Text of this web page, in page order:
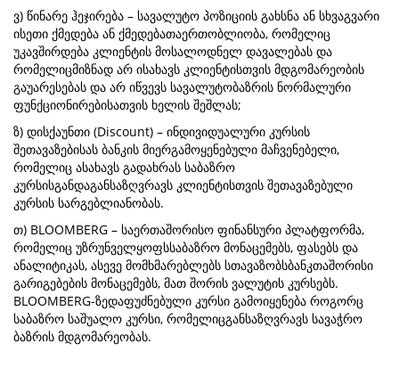
ვ) წინარე ჰეჯირება – სავალუტო პოზიციის გახსნა ან სხვაგვარი
ისეთი ქმედება ან ქმედებათაერთობლიობა, რომელიც
უკავშირდება კლიენტის მოსალოდნელ დავალებას და
რომელიცმიზნად არ ისახავს კლიენტისთვის მდგომარეობის
გაუარესებას და არ იწვევს სავალუტობაზრის ნორმალური
ფუნქციონირებისათვის ხელის შეშლას;
ზ) დისქაუნთი (Discount) – ინდივიდუალური კურსის
შეთავაზებისას ბანკის მიერგამოყენებული მაჩვენებელი,
რომელიც ასახავს გადახრას საბაზრო
კურსისგანდაგანსაზღვრავს კლიენტისთვის შეთავაზებული
კურსის სარგებლიანობას.
თ) BLOOMBERG – საერთაშორისო ფინანსური პლატფორმა,
რომელიც უზრუნველყოფსსაბაზრო მონაცემებს, ფასებს და
ანალიტიკას, ასევე მომხმარებლებს სთავაზობსბანკთაშორისი
გარიგებების მონაცემებს, მათ შორის ვალუტის კურსებს.
BLOOMBERG-ზედაფუძნებული კურსი გამოიყენება როგორც
საბაზრო საშუალო კურსი, რომელიცგანსაზღვრავს სავაჭრო
ბაზრის მდგომარეობას.